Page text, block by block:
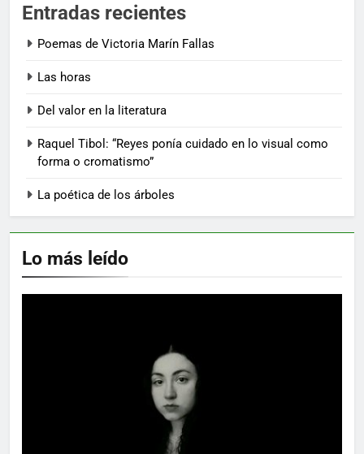
Entradas recientes
Poemas de Victoria Marín Fallas
Las horas
Del valor en la literatura
Raquel Tibol: “Reyes ponía cuidado en lo visual como
forma o cromatismo”
La poética de los árboles
Lo más leído